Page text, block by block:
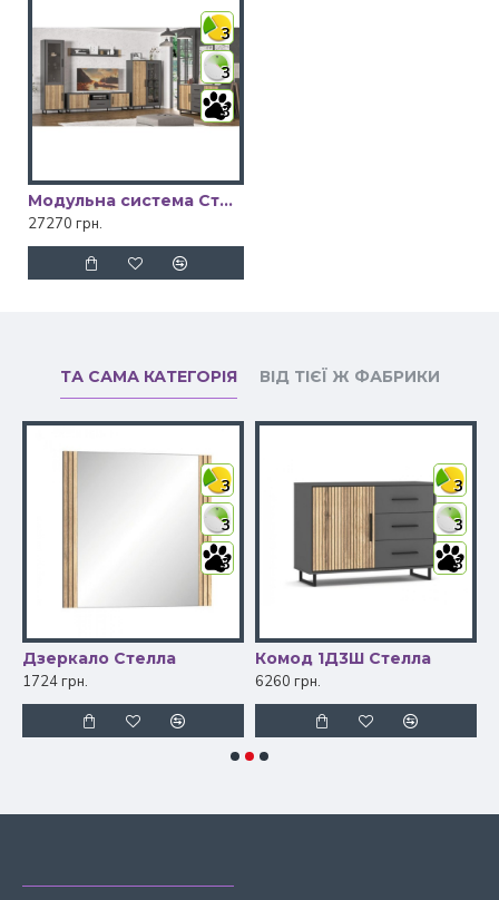
3
3
3
Модульна система Стелла Мебель Сервіс
27270 грн.
ТА САМА КАТЕГОРІЯ ВІД ТІЄЇ Ж ФАБРИКИ
3
3
3
Дзеркало Стелла
1724 грн.
3
3
3
Комод 1Д3Ш Стелла
6260 грн.